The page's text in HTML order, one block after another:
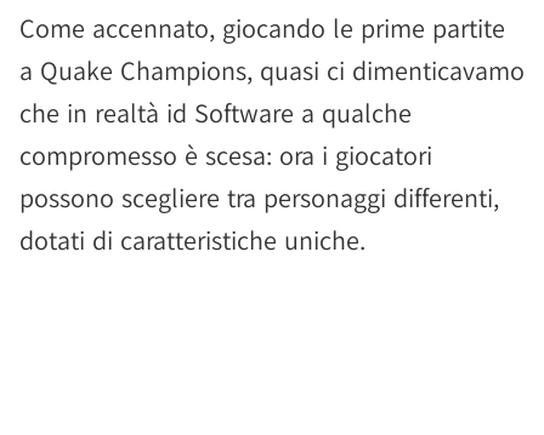
Come accennato, giocando le prime partite
a Quake Champions, quasi ci dimenticavamo
che in realtà id Software a qualche
compromesso è scesa: ora i giocatori
possono scegliere tra personaggi differenti,
dotati di caratteristiche uniche.